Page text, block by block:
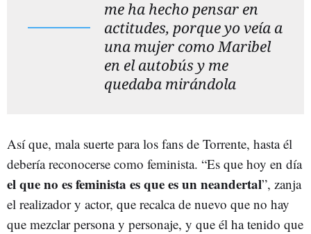
me ha hecho pensar en
actitudes, porque yo veía a
una mujer como Maribel
en el autobús y me
quedaba mirándola
Así que, mala suerte para los fans de Torrente, hasta él
debería reconocerse como feminista. “Es que hoy en día
el que no es feminista es que es un neandertal”, zanja
el realizador y actor, que recalca de nuevo que no hay
que mezclar persona y personaje, y que él ha tenido que